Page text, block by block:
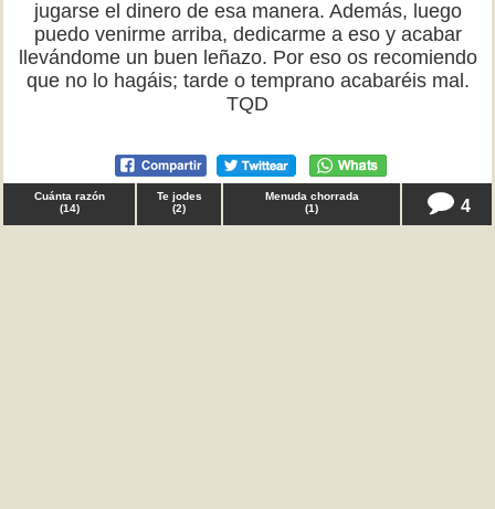
jugarse el dinero de esa manera. Además, luego
puedo venirme arriba, dedicarme a eso y acabar
llevándome un buen leñazo. Por eso os recomiendo
que no lo hagáis; tarde o temprano acabaréis mal.
TQD
Cuánta razón
(14)
Te jodes
(2)
Menuda chorrada
(1) 4